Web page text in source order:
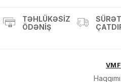
TƏHLÜKƏSIZ
ÖDƏNIŞ
VMF